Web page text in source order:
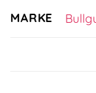
MARKE